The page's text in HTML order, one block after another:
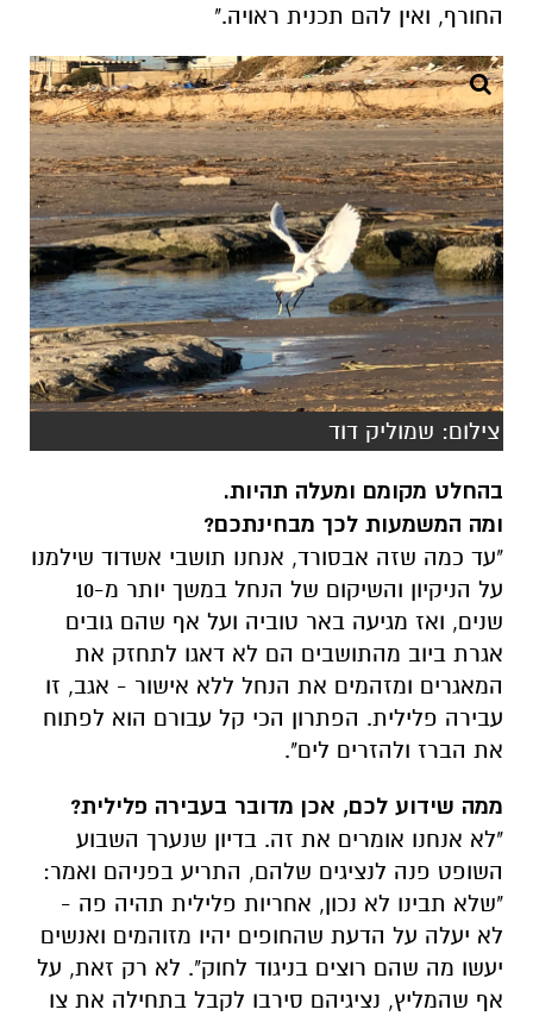
החורף, ואין להם תכנית ראויה."
צילום: שמוליק דוד
בהחלט מקומם ומעלה תהיות.
ומה המשמעות לכך מבחינתכם?
"עד כמה שזה אבסורד, אנחנו תושבי אשדוד שילמנו
על הניקיון והשיקום של הנחל במשך יותר מ-10
שנים, ואז מגיעה באר טוביה ועל אף שהם גובים
אגרת ביוב מהתושבים הם לא דאגו לתחזק את
המאגרים ומזהמים את הנחל ללא אישור - אגב, זו
עבירה פלילית. הפתרון הכי קל עבורם הוא לפתוח
את הברז ולהזרים לים".
ממה שידוע לכם, אכן מדובר בעבירה פלילית?
"לא אנחנו אומרים את זה. בדיון שנערך השבוע
השופט פנה לנציגים שלהם, התריע בפניהם ואמר:
"שלא תבינו לא נכון, אחריות פלילית תהיה פה -
לא יעלה על הדעת שהחופים יהיו מזוהמים ואנשים
יעשו מה שהם רוצים בניגוד לחוק". לא רק זאת, על
אף שהמליץ, נציגיהם סירבו לקבל בתחילה את צו